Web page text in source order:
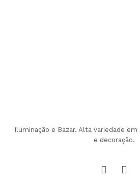
Iluminação e Bazar. Alta variedade
e decoração.